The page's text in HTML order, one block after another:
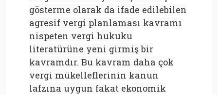
gösterme olarak da ifade edilebilen
agresif vergi planlaması kavramı
nispeten vergi hukuku
literatürüne yeni girmiş bir
kavramdır. Bu kavram daha çok
vergi mükelleflerinin kanun
lafzına uygun fakat ekonomik